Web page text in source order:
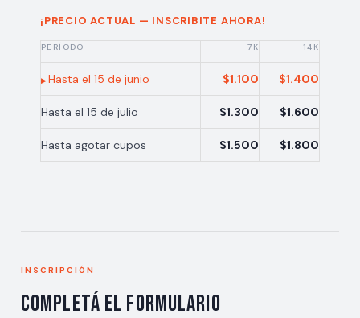
¡PRECIO ACTUAL — INSCRIBITE AHORA!
PERÍODO 7K 14K
Hasta el 15 de junio $1.100 $1.400
Hasta el 15 de julio $1.300 $1.600
Hasta agotar cupos $1.500 $1.800
INSCRIPCIÓN
Completá el formulario